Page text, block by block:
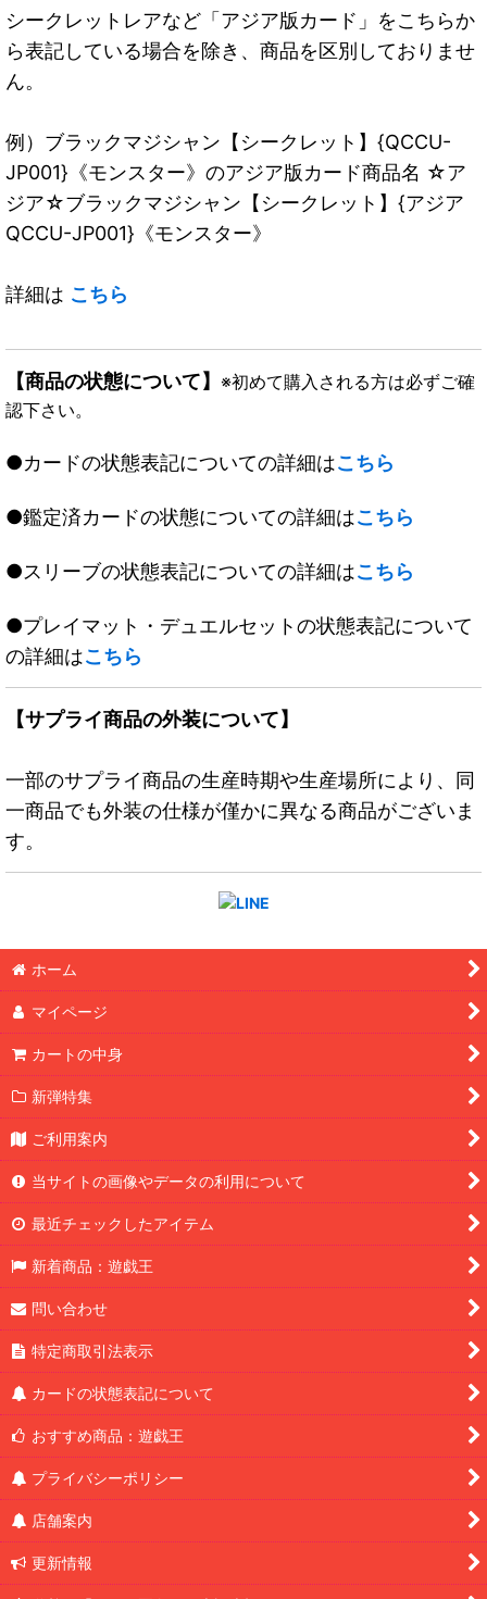
シークレットレアなど「アジア版カード」をこちらか
ら表記している場合を除き、商品を区別しておりませ
ん。
例）ブラックマジシャン【シークレット】{QCCU-
JP001}《モンスター》のアジア版カード商品名 ☆ア
ジア☆ブラックマジシャン【シークレット】{アジア
QCCU-JP001}《モンスター》
詳細は こちら
【商品の状態について】 ※初めて購入される方は必ずご確
認下さい。
●カードの状態表記についての詳細はこちら
●鑑定済カードの状態についての詳細はこちら
●スリーブの状態表記についての詳細はこちら
●プレイマット・デュエルセットの状態表記について
の詳細はこちら
【サプライ商品の外装について】
一部のサプライ商品の生産時期や生産場所により、同
一商品でも外装の仕様が僅かに異なる商品がございま
す。
ホーム
マイページ
カートの中身
新弾特集
ご利用案内
当サイトの画像やデータの利用について
最近チェックしたアイテム
新着商品：遊戯王
問い合わせ
特定商取引法表示
カードの状態表記について
おすすめ商品：遊戯王
プライバシーポリシー
店舗案内
更新情報